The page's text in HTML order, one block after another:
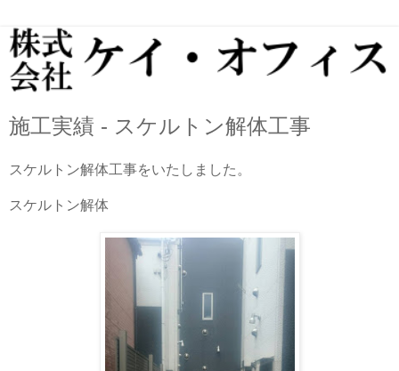
施工実績 - スケルトン解体工事
スケルトン解体工事をいたしました。
スケルトン解体